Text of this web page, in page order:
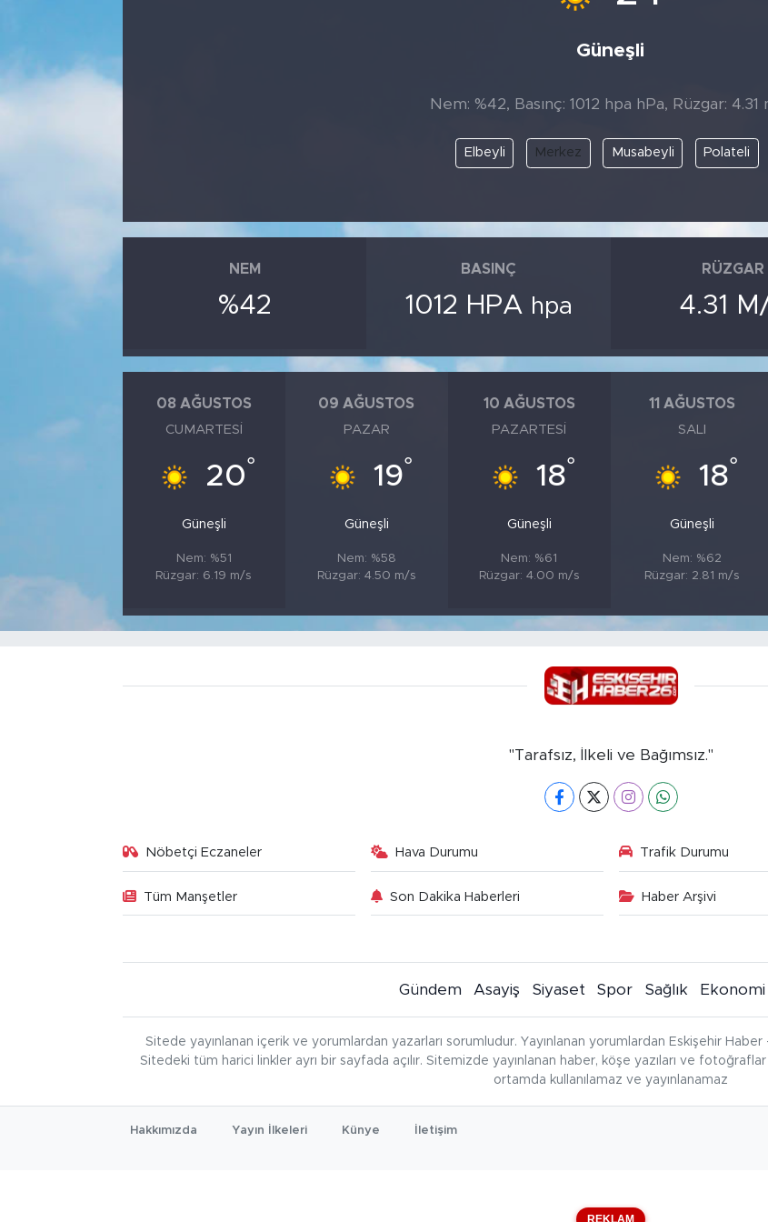
Güneşli
Nem: %42, Basınç: 1012 hpa hPa, Rüzgar: 4.31
Elbeyli Merkez Musabeyli Polateli
NEM
%42
BASINÇ
1012 HPA hpa
RÜZGAR
4.31
08 AĞUSTOS
CUMARTESI
20°
Güneşli
Nem: %51
Rüzgar: 6.19 m/s
09 AĞUSTOS
PAZAR
19°
Güneşli
Nem: %58
Rüzgar: 4.50 m/s
10 AĞUSTOS
PAZARTESI
18°
Güneşli
Nem: %61
Rüzgar: 4.00 m/s
11 AĞUSTOS
SALI
18°
Güneşli
Nem: %62
Rüzgar: 2.81 m/s
"Tarafsız, İlkeli ve Bağımsız."
Nöbetçi Eczaneler Hava Durumu Trafik Durumu
Tüm Manşetler Son Dakika Haberleri Haber Arşivi
Gündem Asayiş Siyaset Spor Sağlık Ekonomi
Sitede yayınlanan içerik ve yorumlardan yazarları sorumludur. Yayınlanan yorumlardan Eskişehir
Sitedeki tüm harici linkler ayrı bir sayfada açılır. Sitemizde yayınlanan haber, köşe yazıları ve
ortamda kullanılamaz ve yayınlanamaz
Hakkımızda Yayın İlkeleri Künye İletişim
Teknoloji